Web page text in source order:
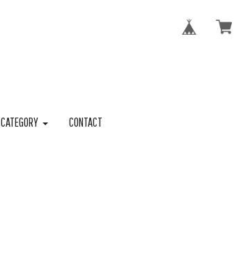
CATEGORY CONTACT